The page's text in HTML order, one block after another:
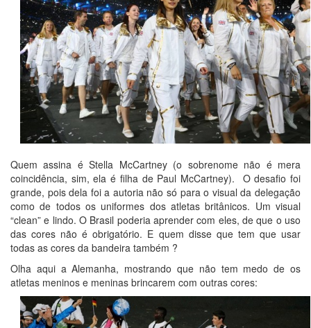
Quem assina é Stella McCartney (o sobrenome não é mera
coincidência, sim, ela é filha de Paul McCartney). O desafio foi
grande, pois dela foi a autoria não só para o visual da delegação
como de todos os uniformes dos atletas britânicos. Um visual
“clean” e lindo. O Brasil poderia aprender com eles, de que o uso
das cores não é obrigatório. E quem disse que tem que usar
todas as cores da bandeira também ?
Olha aqui a Alemanha, mostrando que não tem medo de os
atletas meninos e meninas brincarem com outras cores: